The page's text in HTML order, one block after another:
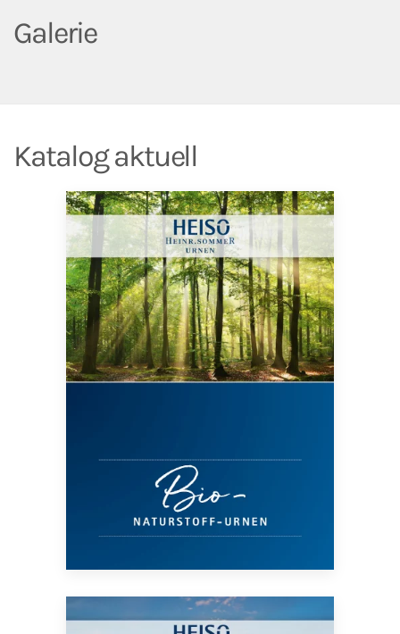
Galerie
Katalog aktuell